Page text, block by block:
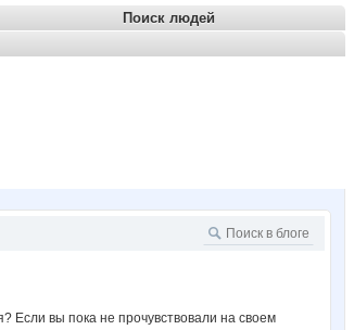
Поиск людей
Если вы пока не прочувствовали на своем